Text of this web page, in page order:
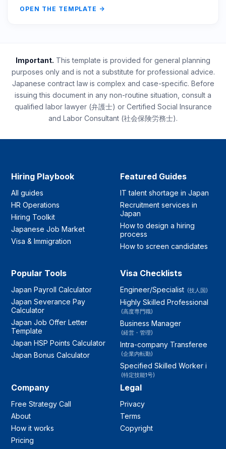
OPEN THE TEMPLATE
Important. This template is provided for general planning
purposes only and is not a substitute for professional advice.
Japanese contract law is complex and case-specific. Before
issuing this document in any non-routine situation, consult a
qualified labor lawyer (弁護士) or Certified Social Insurance
and Labor Consultant (社会保険労務士).
Hiring Playbook
All guides
HR Operations
Hiring Toolkit
Japanese Job Market
Visa & Immigration
Featured Guides
IT talent shortage in Japan
Recruitment services in
Japan
How to design a hiring
process
How to screen candidates
Popular Tools
Japan Payroll Calculator
Japan Severance Pay
Calculator
Japan Job Offer Letter
Template
Japan HSP Points Calculator
Japan Bonus Calculator
Visa Checklists
Engineer/Specialist (技人国)
Highly Skilled Professional
(高度専門職)
Business Manager
(経営・管理)
Intra-company Transferee
(企業内転勤)
Specified Skilled Worker i
(特定技能1号)
Company
Free Strategy Call
About
How it works
Pricing
Legal
Privacy
Terms
Copyright